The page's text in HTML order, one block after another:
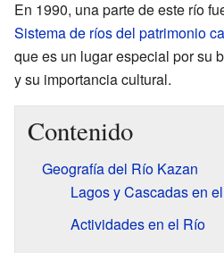
En 1990, una parte de este río
Sistema de ríos del patrimonio
que es un lugar especial por su
y su importancia cultural.
Contenido
Geografía del Río Kazan
Lagos y Cascadas en
Actividades en el Río